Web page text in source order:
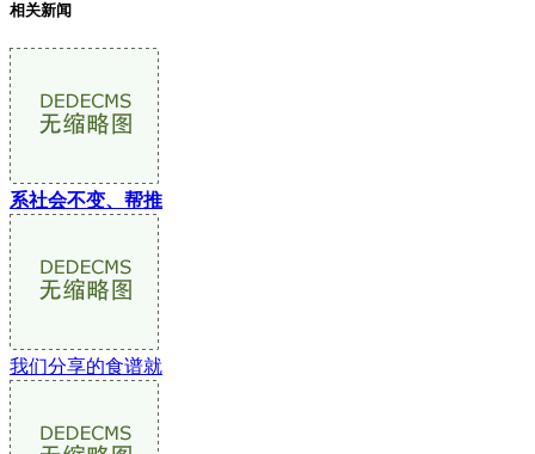
相关新闻
系社会不变、帮推
我们分享的食谱就